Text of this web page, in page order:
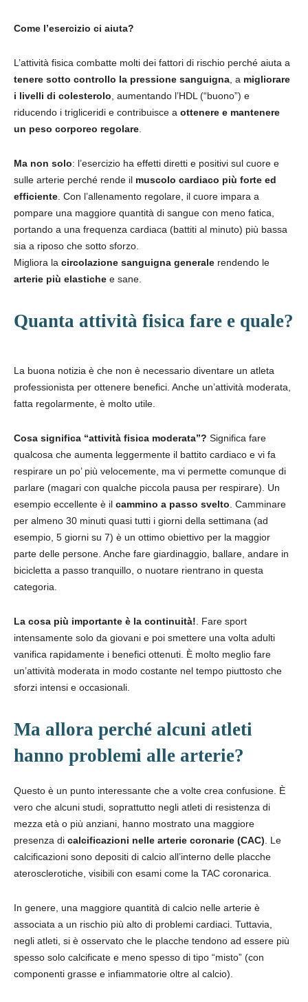
Come l’esercizio ci aiuta?
L’attività fisica combatte molti dei fattori di rischio perché aiuta a
tenere sotto controllo la pressione sanguigna , a migliorare
i livelli di colesterolo , aumentando l’HDL (“buono”) e
riducendo i trigliceridi e contribuisce a ottenere e mantenere
un peso corporeo regolare
Ma non solo: l’esercizio ha effetti diretti e positivi sul cuore e
sulle arterie perché rende il muscolo cardiaco più forte ed
efficiente . Con l’allenamento regolare, il cuore impara a
pompare una maggiore quantità di sangue con meno fatica,
portando a una frequenza cardiaca (battiti al minuto) più bassa
sia a riposo che sotto sforzo.
Migliora la circolazione sanguigna generale rendendo le
arterie più elastiche e sane.
Quanta attività fisica fare e quale?
La buona notizia è che non è necessario diventare un atleta
professionista per ottenere benefici. Anche un’attività moderata,
fatta regolarmente, è molto utile.
Cosa significa “attività fisica moderata”? Significa fare
qualcosa che aumenta leggermente il battito cardiaco e vi fa
respirare un po’ più velocemente, ma vi permette comunque di
parlare (magari con qualche piccola pausa per respirare). Un
esempio eccellente è il cammino a passo svelto . Camminare
per almeno 30 minuti quasi tutti i giorni della settimana (ad
esempio, 5 giorni su 7) è un ottimo obiettivo per la maggior
parte delle persone. Anche fare giardinaggio, ballare, andare in
bicicletta a passo tranquillo, o nuotare rientrano in questa
categoria.
La cosa più importante è la continuità! . Fare sport
intensamente solo da giovani e poi smettere una volta adulti
vanifica rapidamente i benefici ottenuti. È molto meglio fare
un’attività moderata in modo costante nel tempo piuttosto che
sforzi intensi e occasionali.
Ma allora perché alcuni atleti
hanno problemi alle arterie?
Questo è un punto interessante che a volte crea confusione. È
vero che alcuni studi, soprattutto negli atleti di resistenza di
mezza età o più anziani, hanno mostrato una maggiore
presenza di calcificazioni nelle arterie coronarie (CAC) . Le
calcificazioni sono depositi di calcio all’interno delle placche
aterosclerotiche, visibili con esami come la TAC coronarica.
In genere, una maggiore quantità di calcio nelle arterie è
associata a un rischio più alto di problemi cardiaci. Tuttavia,
negli atleti, si è osservato che le placche tendono ad essere più
spesso solo calcificate e meno spesso di tipo “misto” (con
componenti grasse e infiammatorie oltre al calcio).